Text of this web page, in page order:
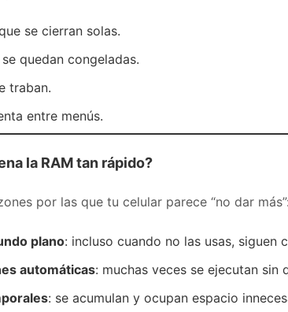
se cierran solas.
quedan congeladas.
traban.
entre menús.
la RAM tan rápido?
por las que tu celular parece “no dar
plano: incluso cuando no las usas, siguen
automáticas: muchas veces se ejecutan sin
: se acumulan y ocupan espacio